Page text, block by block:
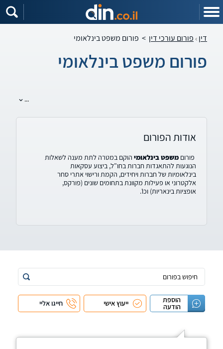
דין פורום עורכי דין > פורום משפט בינלאומי
פורום משפט בינלאומי
...
אודות הפורום
פורוםמשפט בינלאומי הוקם במטרה לתת מענה לשאלות
הנוגעות להתאגדות חברות בחו"ל, ביצוע עסקאות
בינלאומיות של חברות ויחידים, הקמת ורישוי אתרי סחר
אלקטרוני או פעילות מקוונת בתחומים שונים (פורקס,
אופציות בינאריות) וכו'.
הוספת
הודעה ייעוץ אישי חייגו אליי